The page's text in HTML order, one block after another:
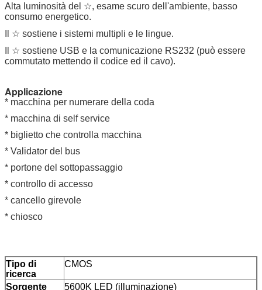
Alta luminosità del ☆, esame scuro dell'ambiente, basso
consumo energetico.
Il ☆ sostiene i sistemi multipli e le lingue.
Il ☆ sostiene USB e la comunicazione RS232 (può essere
commutato mettendo il codice ed il cavo).
Applicazione
* macchina per numerare della coda
* macchina di self service
* biglietto che controlla macchina
* Validator del bus
* portone del sottopassaggio
* controllo di accesso
* cancello girevole
* chiosco
Tipo di
ricerca
CMOS
Sorgente
5600K LED (illuminazione)